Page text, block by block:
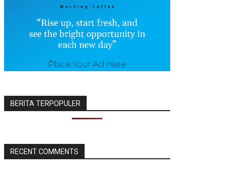
BERITA TERPOPULER
RECENT COMMENTS